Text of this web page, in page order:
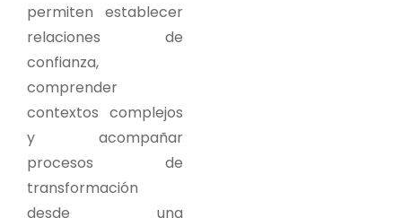
permiten establecer
relaciones de
confianza,
comprender
contextos complejos
y acompañar
procesos de
transformación
desde una